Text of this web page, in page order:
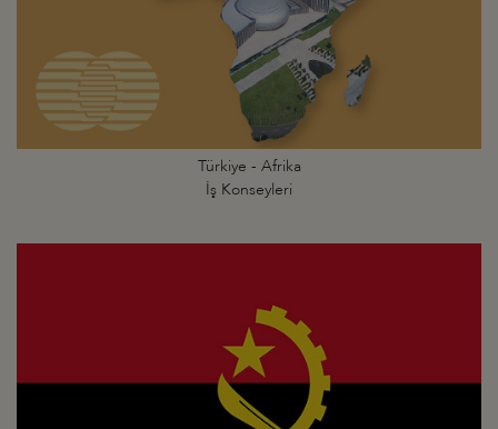
Türkiye - Afrika
İş Konseyleri